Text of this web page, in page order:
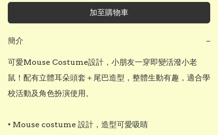
加至購物車
簡介 −
可愛Mouse Costume設計，小朋友一穿即變活潑小老
鼠！配有立體耳朵頭套＋尾巴造型，整體生動有趣，適合學
校活動及角色扮演使用。
• Mouse costume 設計，造型可愛吸睛